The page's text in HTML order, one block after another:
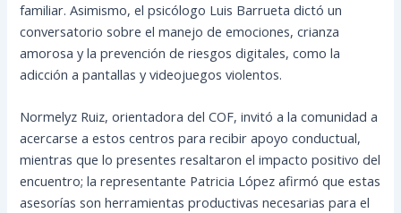
familiar. Asimismo, el psicólogo Luis Barrueta dictó un
conversatorio sobre el manejo de emociones, crianza
amorosa y la prevención de riesgos digitales, como la
adicción a pantallas y videojuegos violentos.
Normelyz Ruiz, orientadora del COF, invitó a la comunidad a
acercarse a estos centros para recibir apoyo conductual,
mientras que lo presentes resaltaron el impacto positivo del
encuentro; la representante Patricia López afirmó que estas
asesorías son herramientas productivas necesarias para el